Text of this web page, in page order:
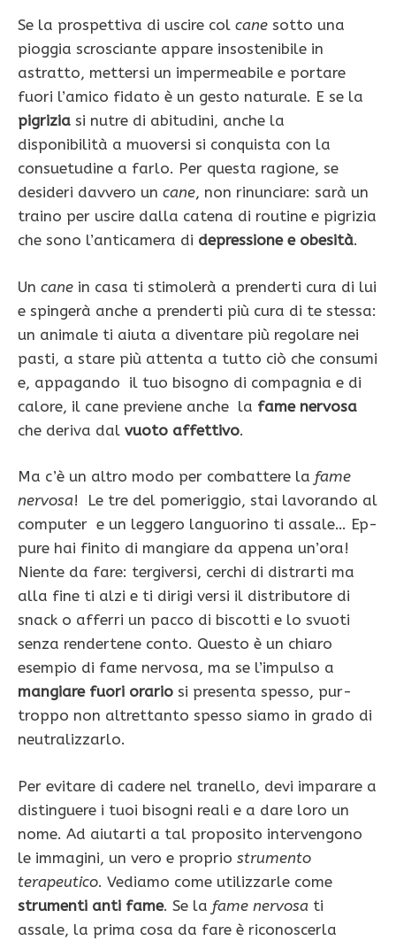
Se la prospettiva di uscire col cane sotto una
pioggia scrosciante appare insostenibile in
astratto, mettersi un impermeabile e portare
fuori l’amico fidato è un gesto naturale. E se la
pigrizia si nutre di abitudini, anche la
disponibilità a muoversi si conquista con la
consuetudine a farlo. Per questa ragione, se
desideri davvero un cane, non rinunciare: sarà un
traino per uscire dalla catena di routine e pigrizia
che sono l’anticamera di depressione e obesità.
Un cane in casa ti stimolerà a prenderti cura di lui
e spingerà anche a prenderti più cura di te stessa:
un animale ti aiuta a diventare più regolare nei
pasti, a stare più attenta a tutto ciò che consumi
e, appagando il tuo bisogno di compagnia e di
calore, il cane previene anche la fame nervosa
che deriva dal vuoto affettivo.
Ma c’è un altro modo per combattere la fame
nervosa! Le tre del pomeriggio, stai lavorando al
computer e un leggero languorino ti assale… Ep­
pure hai finito di mangiare da appena un’ora!
Niente da fare: tergiversi, cerchi di distrarti ma
alla fine ti alzi e ti dirigi versi il distributore di
snack o afferri un pacco di biscotti e lo svuoti
senza rendertene conto. Questo è un chiaro
esempio di fame nervosa, ma se l’impulso a
mangiare fuori orario si presenta spesso, pur­
troppo non altrettanto spesso siamo in grado di
neutralizzarlo.
Per evitare di cadere nel tranello, devi imparare a
distinguere i tuoi bisogni reali e a dare loro un
nome. Ad aiutarti a tal proposito intervengono
le immagini, un vero e proprio strumento
terapeutico. Vediamo come utilizzar­le come
strumenti anti fame. Se la fame nervosa ti
assale, la prima cosa da fare è riconoscerla